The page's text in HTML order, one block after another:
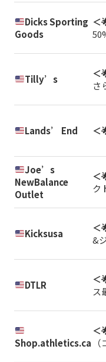
Dicks Sporting
Goods
＜
Tilly’s ＜
さ
Lands’ End ＜
Joe’s
NewBalance
Outlet
＜
ク
Kicksusa ＜
&
DTLR ＜
ス
Shop.athletics.ca
＜